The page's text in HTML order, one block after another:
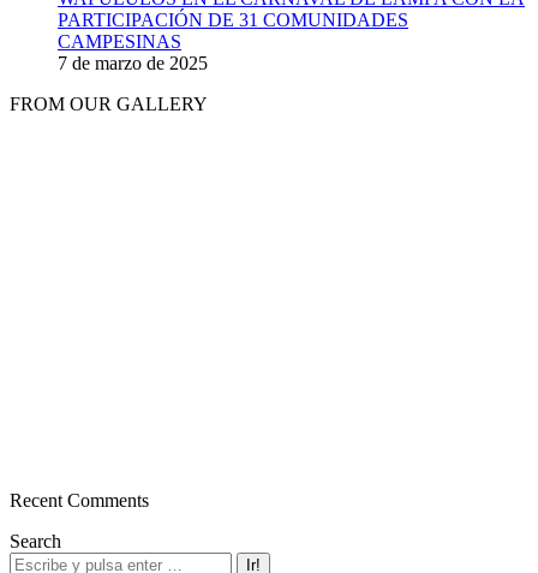
PARTICIPACIÓN DE 31 COMUNIDADES
CAMPESINAS
7 de marzo de 2025
FROM OUR GALLERY
Recent Comments
Search
Buscar: